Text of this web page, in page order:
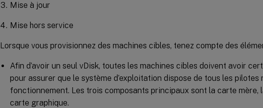
Mise à jour
Mise hors service
Lorsque vous provisionnez des machines cibles, tenez compte des
Afin d’avoir un seul vDisk, toutes les machines cibles doivent avoir
pour assurer que le système d’exploitation dispose de tous les pilotes
fonctionnement. Les trois composants principaux sont la carte mère,
carte graphique.